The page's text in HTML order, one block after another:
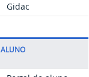
Gidac
ALUNO